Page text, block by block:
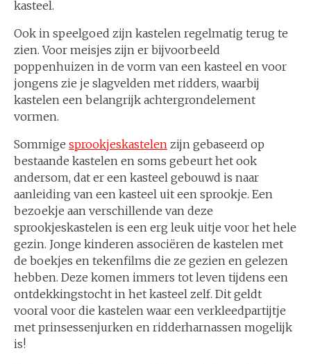
kasteel.
Ook in speelgoed zijn kastelen regelmatig terug te
zien. Voor meisjes zijn er bijvoorbeeld
poppenhuizen in de vorm van een kasteel en voor
jongens zie je slagvelden met ridders, waarbij
kastelen een belangrijk achtergrondelement
vormen.
Sommige sprookjeskastelen zijn gebaseerd op
bestaande kastelen en soms gebeurt het ook
andersom, dat er een kasteel gebouwd is naar
aanleiding van een kasteel uit een sprookje. Een
bezoekje aan verschillende van deze
sprookjeskastelen is een erg leuk uitje voor het hele
gezin. Jonge kinderen associëren de kastelen met
de boekjes en tekenfilms die ze gezien en gelezen
hebben. Deze komen immers tot leven tijdens een
ontdekkingstocht in het kasteel zelf. Dit geldt
vooral voor die kastelen waar een verkleedpartijtje
met prinsessenjurken en ridderharnassen mogelijk
is!